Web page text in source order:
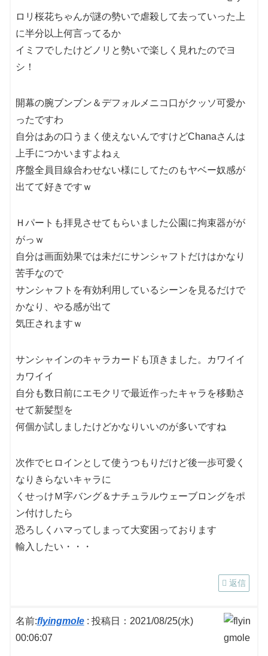
ロリ桜花ちゃんが謎の勢いで虐殺して去っていった上
に半分以上何言ってるか
イミフでしたけどノリと勢いで楽しく見れたのでヨ
シ！
開幕の腕ブンブン＆デフォルメニコ口がクッソ可愛か
ったですわ
自分はあの口うまく使えないんですけどChanaさんは
上手につかいますよねぇ
序盤全員目線合わせない様にしてたのもヤベー奴感が
出てて好きですｗ
Ｈパートも拝見させてもらいました公園に拘束器がが
がっｗ
自分は画面効果では未だにサンシャフトだけはかなり
苦手なので
サンシャフトを有効利用しているシーンを見るだけで
かなり、やる感が出て
気圧されますｗ
サンシャインのキャラカードも頂きました。カワイイ
カワイイ
自分も数日前にエモクリで最近作ったキャラを移動さ
せて新髪型を
何個か試しましたけどかなりいいのが多いですね
次作でヒロインとして使うつもりだけど後一歩可愛く
なりきらないキャラに
くせっけＭ字バング＆ナチュラルウェーブロングをポ
ン付けしたら
恐ろしくハマってしまって大変困っております
輸入したい・・・
返信
名前:flyingmole: 投稿日：2021/08/25(水)
00:06:07